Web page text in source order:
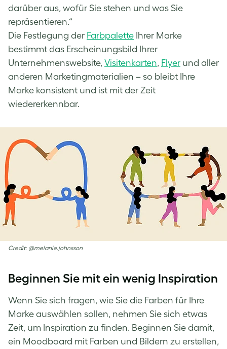
darüber aus, wofür Sie stehen und was Sie
repräsentieren.“
Die Festlegung der Farbpalette Ihrer Marke
bestimmt das Erscheinungsbild Ihrer
Unternehmenswebsite, Visitenkarten, Flyer und aller
anderen Marketingmaterialien – so bleibt Ihre
Marke konsistent und ist mit der Zeit
wiedererkennbar.
Credit: @melanie.johnsson
Beginnen Sie mit ein wenig Inspiration
Wenn Sie sich fragen, wie Sie die Farben für Ihre
Marke auswählen sollen, nehmen Sie sich etwas
Zeit, um Inspiration zu finden. Beginnen Sie damit,
ein Moodboard mit Farben und Bildern zu erstellen,